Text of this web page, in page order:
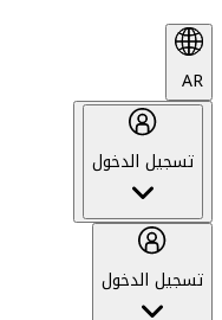
AR
تسجيل الدخول
تسجيل الدخول